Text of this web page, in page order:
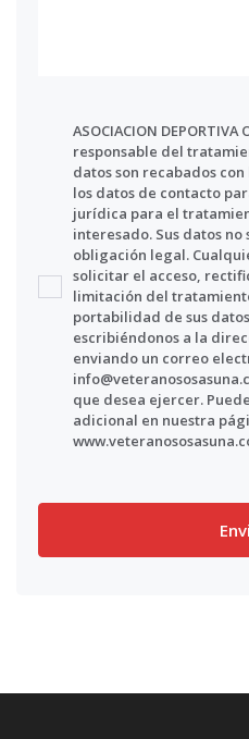
ASOCIACION DEPORTIVA
responsable del
datos son recabados
los datos de contacto
jurídica para el
interesado. Sus datos
obligación legal.
solicitar el acceso,
limitación del
portabilidad de sus
escribiéndonos a la
enviando un correo
que desea ejercer.
adicional en nuestra